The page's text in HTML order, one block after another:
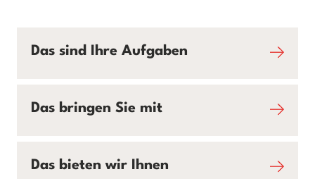
Das sind Ihre Aufgaben
Das bringen Sie mit
Das bieten wir Ihnen